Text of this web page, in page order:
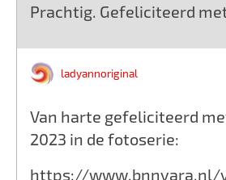
Prachtig. Gefeliciteerd
ladyannoriginal
Van harte gefeliciteerd
2023 in de fotoserie:
https://www.bnnvara.nl/